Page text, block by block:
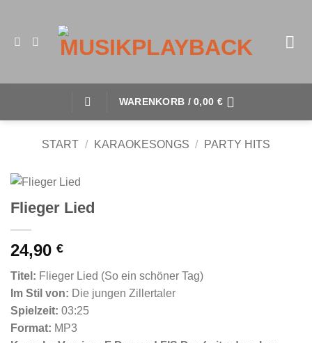
WARENKORB /0,00 €
START / KARAOKESONGS / PARTY HITS
Flieger Lied
24,90 €
Titel: Flieger Lied (So ein schöner Tag)
Im Stil von: Die jungen Zillertaler
Spielzeit: 03:25
Format: MP3